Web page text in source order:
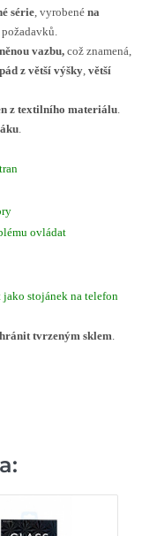
série, vyrobené na
vazbu,což znamená,
z větší výšky, větší
z textilního materiálu.
.
ovládat
stojánek na telefon
tvrzeným sklem.